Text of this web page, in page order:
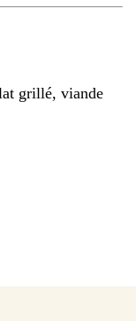
grillé, viande